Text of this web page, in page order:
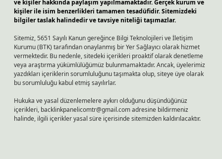
ve kişiler hakkında paylaşım yapılmamaktadır. Gerçek kurum ve
kişiler ile isim benzerlikleri tamamen tesadüfidir. Sitemizdeki
bilgiler taslak halindedir ve tavsiye niteliği taşımazlar.
Sitemiz, 5651 Sayılı Kanun gereğince Bilgi Teknolojileri ve İletişim
Kurumu (BTK) tarafından onaylanmış bir Yer Sağlayıcı olarak hizmet
vermektedir. Bu nedenle, sitedeki içerikleri proaktif olarak denetleme
veya araştırma yükümlülüğümüz bulunmamaktadır. Ancak, üyelerimiz
yazdıkları içeriklerin sorumluluğunu taşımakta olup, siteye üye olarak
bu sorumluluğu kabul etmiş sayılırlar.
Hukuka ve yasal düzenlemelere aykırı olduğunu düşündüğünüz
içerikleri, backlinkpanelicomtr@gmail.comadresine bildirmeniz
halinde, ilgili içerikler yasal süre içerisinde sitemizden kaldırılacaktır.